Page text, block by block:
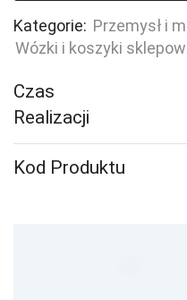
2
Kategorie: Przemysł i
Wózki i koszyki
Czas
Realizacji
Kod Produktu